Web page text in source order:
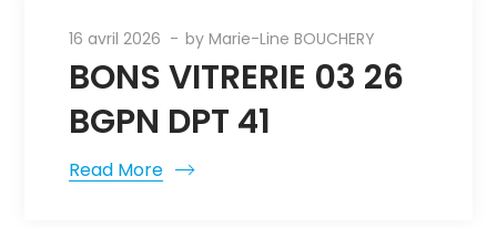
16 avril 2026 byMarie-Line BOUCHERY
BONS VITRERIE 03 26
BGPN DPT 41
Read More